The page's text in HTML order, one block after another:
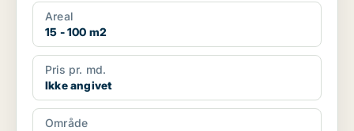
Areal
15 - 100 m2
Pris pr. md.
Ikke angivet
Område